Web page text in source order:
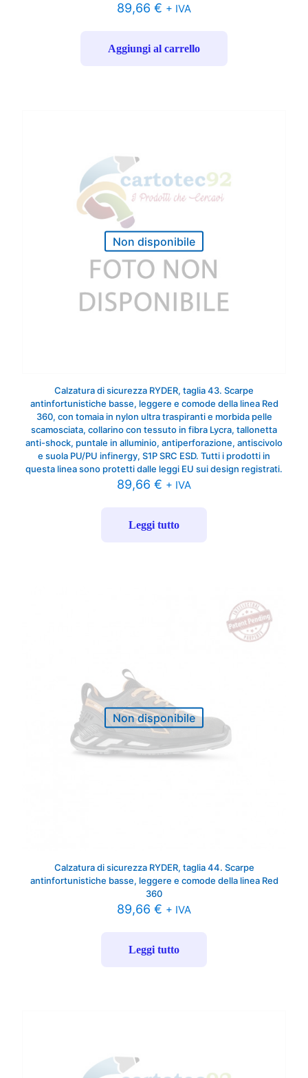
89,66 € + IVA
Aggiungi al carrello
Non disponibile
Calzatura di sicurezza RYDER, taglia 43. Scarpe
antinfortunistiche basse, leggere e comode della linea Red
360, con tomaia in nylon ultra traspiranti e morbida pelle
scamosciata, collarino con tessuto in fibra Lycra, tallonetta
anti-shock, puntale in alluminio, antiperforazione, antiscivolo
e suola PU/PU infinergy, S1P SRC ESD. Tutti i prodotti in
questa linea sono protetti dalle leggi EU sui design registrati.
89,66 € + IVA
Leggi tutto
Non disponibile
Calzatura di sicurezza RYDER, taglia 44. Scarpe
antinfortunistiche basse, leggere e comode della linea Red
360
89,66 € + IVA
Leggi tutto